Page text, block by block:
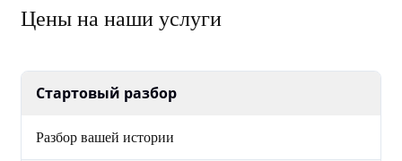
Цены на наши услуги
Стартовый разбор
Разбор вашей истории